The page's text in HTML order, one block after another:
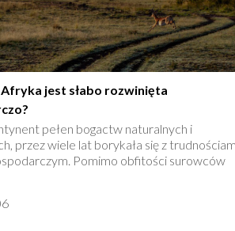
jest słabo rozwinięta
pełen bogactw naturalnych i
przez wiele lat borykała się z
Pomimo obfitości surowców